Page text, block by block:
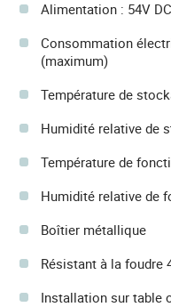
Alimentation : 54V
Consommation
(maximum)
Température de
Humidité relative de
Température de
Humidité relative de
Boîtier métallique
Résistant à la foudre
Installation sur table